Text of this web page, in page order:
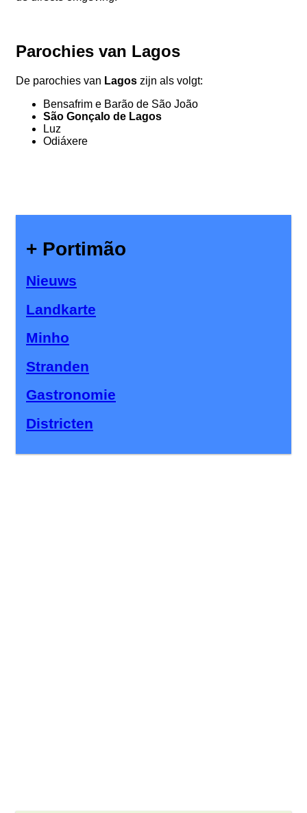
Parochies van Lagos
De parochies van Lagos zijn als volgt:
Bensafrim e Barão de São João
São Gonçalo de Lagos
Luz
Odiáxere
+ Portimão
Nieuws
Landkarte
Minho
Stranden
Gastronomie
Districten